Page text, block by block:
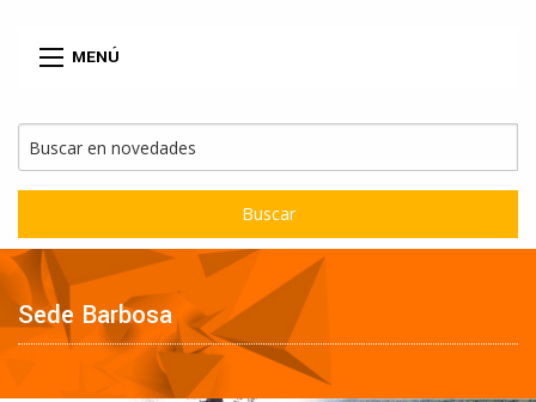
MENÚ
Buscar
Sede Barbosa